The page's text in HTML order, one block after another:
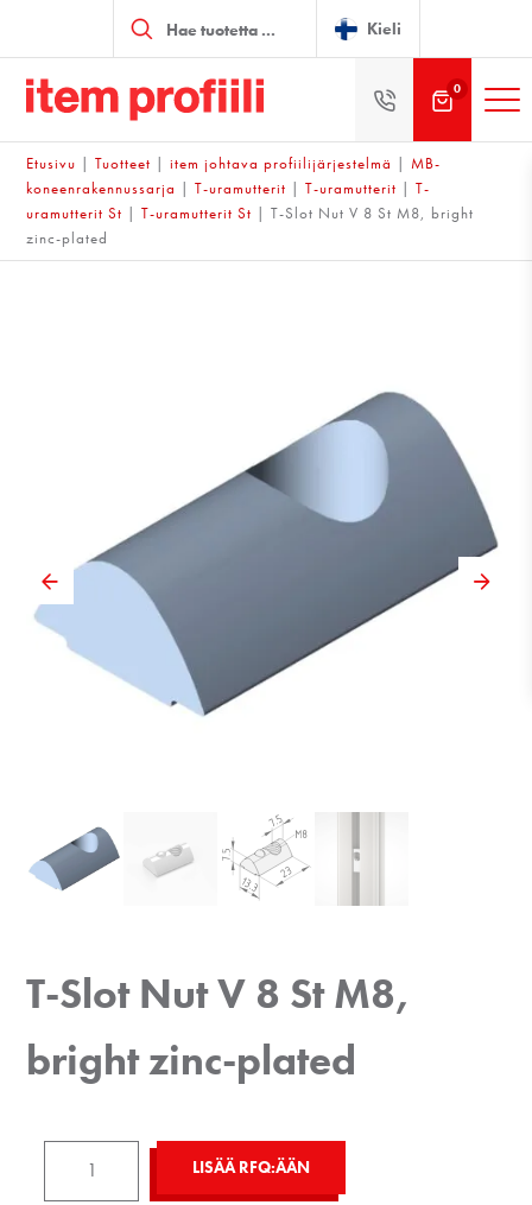
search Kieli
0
Etusivu |Tuotteet |item johtava profiilijärjestelmä |MB-
koneenrakennussarja |T-uramutterit |T-uramutterit |T-
uramutterit St |T-uramutterit St |T-Slot Nut V 8 St M8, bright
zinc-plated
T-Slot Nut V 8 St M8,
bright zinc-plated
LISÄÄ RFQ:ÄÄN